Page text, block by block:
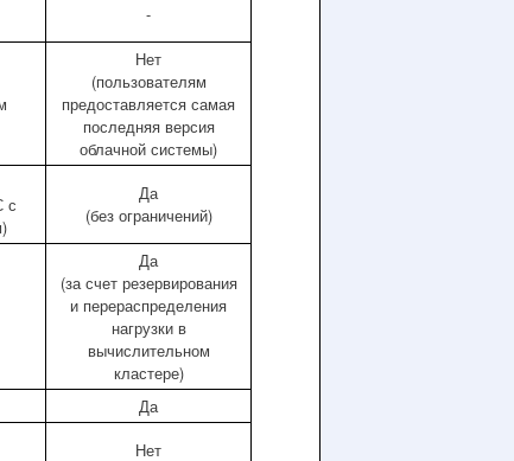
-
Нет
(пользователям
предоставляется самая
последняя версия
облачной системы)
с
Да
(без ограничений)
Да
(за счет резервирования
и перераспределения
нагрузки в
вычислительном
кластере)
Да
Нет